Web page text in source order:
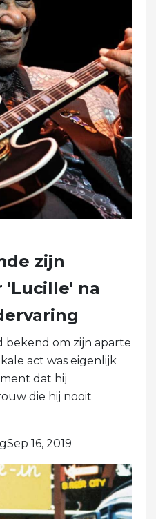
zijn
na
bekend om zijn aparte
act was eigenlijk
dat hij
die hij nooit
16, 2019